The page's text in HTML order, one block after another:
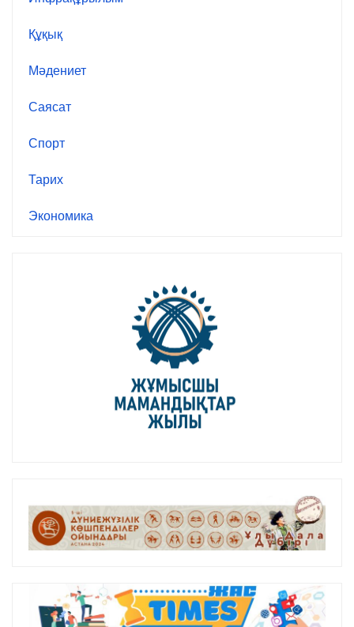
Құқық
Мәдениет
Саясат
Спорт
Тарих
Экономика